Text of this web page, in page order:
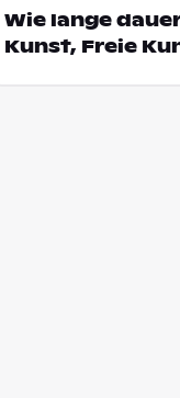
Wie lange
Kunst, Freie